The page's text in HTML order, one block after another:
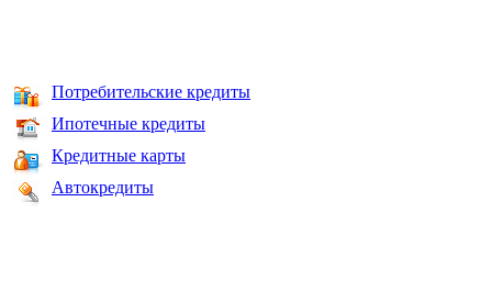
Потребительские кредиты
Ипотечные кредиты
Кредитные карты
Автокредиты